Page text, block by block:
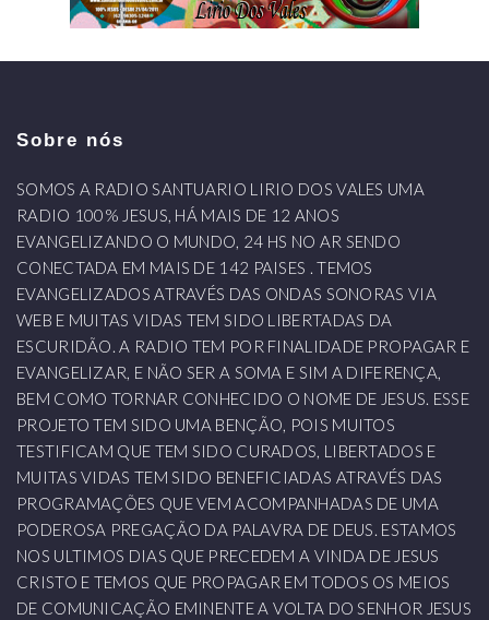
Sobre nós
SOMOS A RADIO SANTUARIO LIRIO DOS VALES UMA
RADIO 100% JESUS, HÁ MAIS DE 12 ANOS
EVANGELIZANDO O MUNDO, 24 HS NO AR SENDO
CONECTADA EM MAIS DE 142 PAISES . TEMOS
EVANGELIZADOS ATRAVÉS DAS ONDAS SONORAS VIA
WEB E MUITAS VIDAS TEM SIDO LIBERTADAS DA
ESCURIDÃO. A RADIO TEM POR FINALIDADE PROPAGAR E
EVANGELIZAR, E NÃO SER A SOMA E SIM A DIFERENÇA,
BEM COMO TORNAR CONHECIDO O NOME DE JESUS. ESSE
PROJETO TEM SIDO UMA BENÇÃO, POIS MUITOS
TESTIFICAM QUE TEM SIDO CURADOS, LIBERTADOS E
MUITAS VIDAS TEM SIDO BENEFICIADAS ATRAVÉS DAS
PROGRAMAÇÕES QUE VEM ACOMPANHADAS DE UMA
PODEROSA PREGAÇÃO DA PALAVRA DE DEUS. ESTAMOS
NOS ULTIMOS DIAS QUE PRECEDEM A VINDA DE JESUS
CRISTO E TEMOS QUE PROPAGAR EM TODOS OS MEIOS
DE COMUNICAÇÃO EMINENTE A VOLTA DO SENHOR JESUS